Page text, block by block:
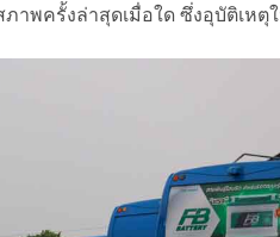
าพครั้งล่าสุดเมื่อใด ซึ่งอุบัติเห